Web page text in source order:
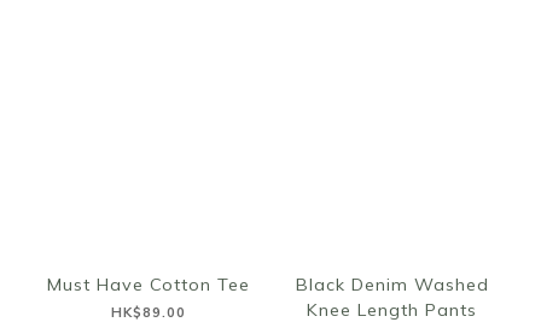
Must Have Cotton Tee
HK$89.00
Black Denim Washed
Knee Length Pants